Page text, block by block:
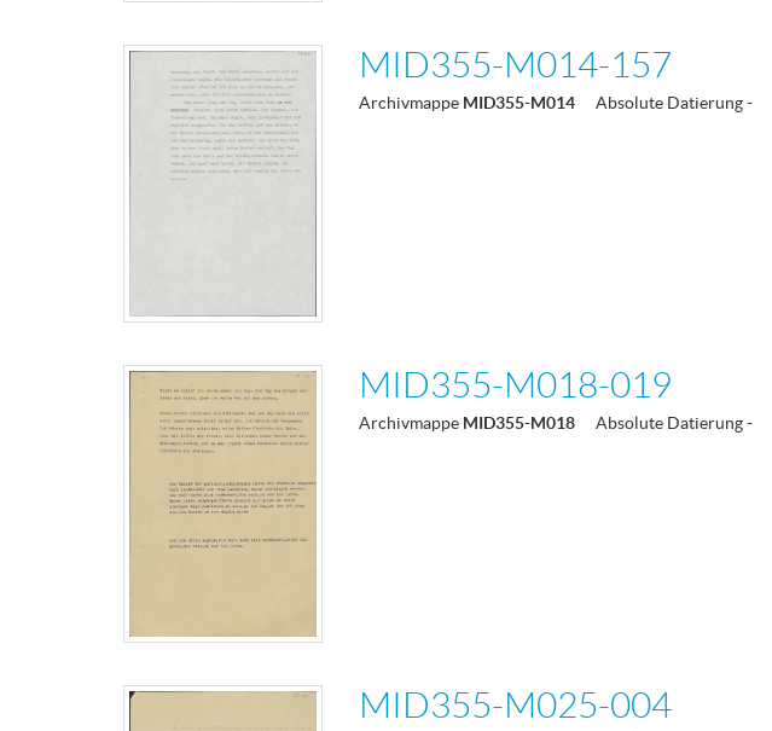
MID355-M014-157
Archivmappe MID355-M014 Absolute Datierung-
MID355-M018-019
Archivmappe MID355-M018 Absolute Datierung-
MID355-M025-004